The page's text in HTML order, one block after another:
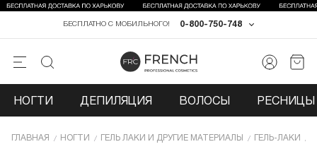
0-800-750-748
БЕСПЛАТНО С МОБИЛЬНОГО!
НОГТИ ДЕПИЛЯЦИЯ ВОЛОСЫ РЕСНИЦЫ
ГЛАВНАЯ НОГТИ ГЕЛЬ ЛАКИ И ДРУГИЕ МАТЕРИАЛЫ ГЕЛЬ-ЛАКИ